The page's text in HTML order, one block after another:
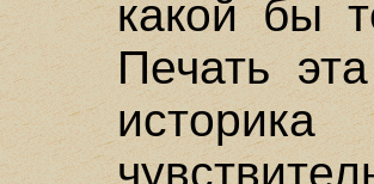
какой бы
Печать